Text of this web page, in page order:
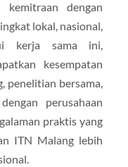
dengan
lokal, nasional,
kerja sama ini,
kesempatan
penelitian bersama,
perusahaan
praktis yang
ITN Malang lebih